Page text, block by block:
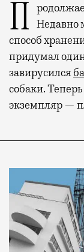
Продолжаем вести хронику балконов. Недавно
способ
придумал
завирусился
собаки.
экземпляр —